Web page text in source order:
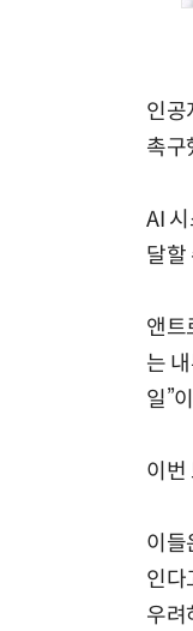
인공
촉구
AI
달할
앤트
는
일”
이번
이들
인다
우려